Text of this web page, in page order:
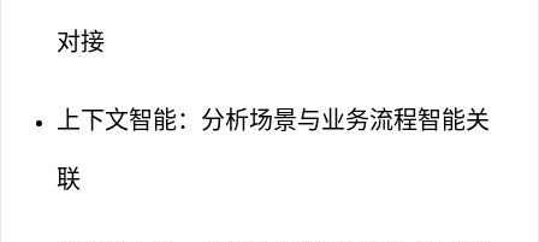
对接
上下文智能：分析场景与业务流程智能关
联